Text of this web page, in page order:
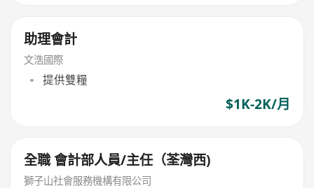
助理會計
文浩國際
提供雙糧
$1K-2K/月
全職 會計部人員/主任（荃灣西)
獅子山社會服務機構有限公司